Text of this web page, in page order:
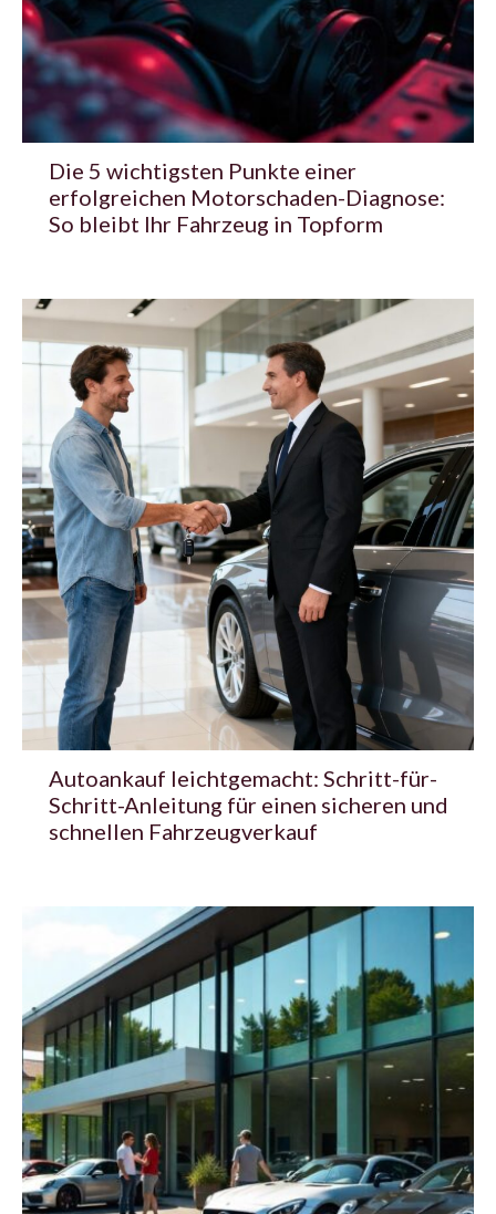
Die 5 wichtigsten Punkte einer
erfolgreichen Motorschaden-Diagnose:
So bleibt Ihr Fahrzeug in Topform
Autoankauf leichtgemacht: Schritt-für-
Schritt-Anleitung für einen sicheren und
schnellen Fahrzeugverkauf